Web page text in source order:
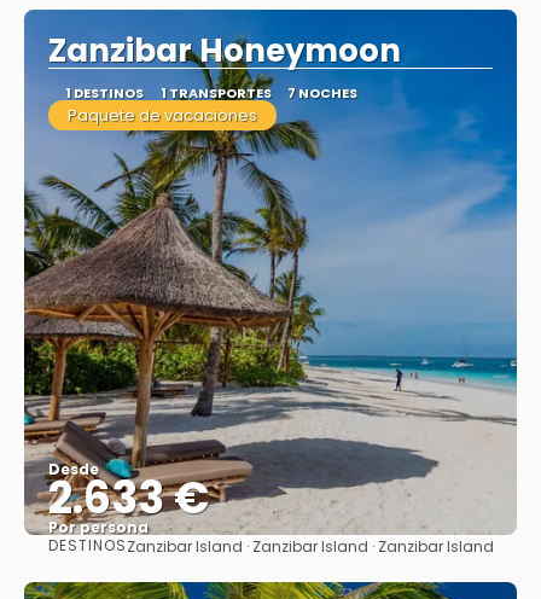
Zanzibar Honeymoon
1 DESTINOS 1 TRANSPORTES 7 NOCHES
Paquete de vacaciones
Desde
2.633 €
Por persona
Ver
DESTINOSZanzibar Island · Zanzibar Island · Zanzibar Island